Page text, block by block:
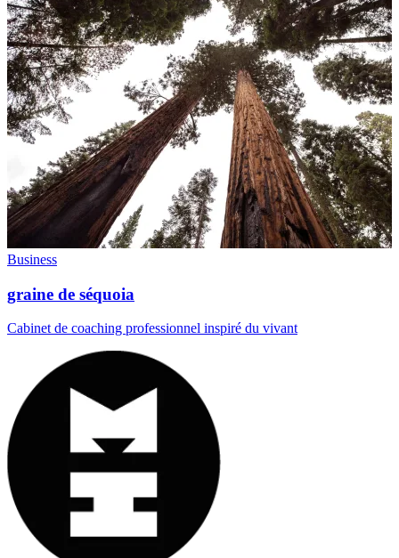
Business
graine de séquoia
Cabinet de coaching professionnel inspiré du vivant